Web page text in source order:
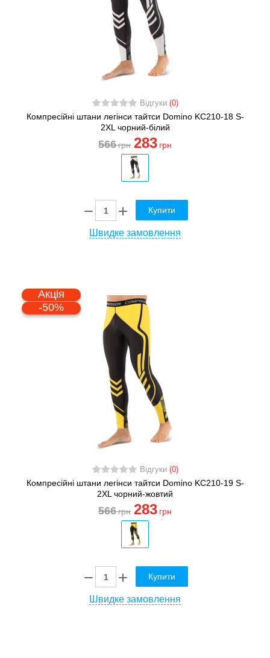
Відгуки (0)
Компресійні штани легінси тайтси Domino KC210-18 S-
2XL чорний-білий
566грн 283 грн
Купити
Швидке замовлення
Акція
-50%
Відгуки (0)
Компресійні штани легінси тайтси Domino KC210-19 S-
2XL чорний-жовтий
566грн 283 грн
Купити
Швидке замовлення